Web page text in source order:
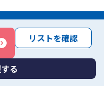
リストを確認
る
免責事項 サービス利用規約
基本方針 お問い合わせ
rights reserved.